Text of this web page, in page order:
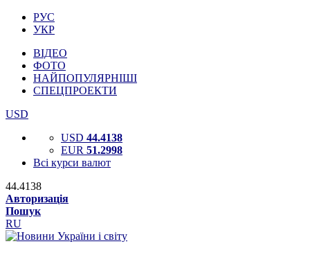
РУС
УКР
ВІДЕО
ФОТО
НАЙПОПУЛЯРНІШІ
СПЕЦПРОЕКТИ
USD
USD 44.4138
EUR 51.2998
Всі курси валют
44.4138
Авторизація
Пошук
RU